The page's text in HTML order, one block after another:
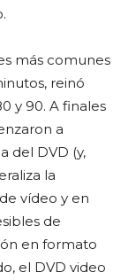
más comunes
reinó
y 90. A finales
a
del DVD (y,
la
vídeo y en
de
en formato
el DVD video